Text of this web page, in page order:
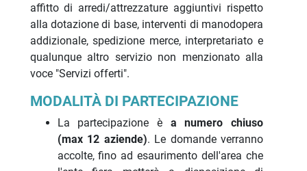
affitto di arredi/attrezzature aggiuntivi rispetto
alla dotazione di base, interventi di manodopera
addizionale, spedizione merce, interpretariato e
qualunque altro servizio non menzionato alla
voce "Servizi offerti".
MODALITÀ DI PARTECIPAZIONE
La partecipazione è a numero chiuso
(max 12 aziende). Le domande verranno
accolte, fino ad esaurimento dell'area che